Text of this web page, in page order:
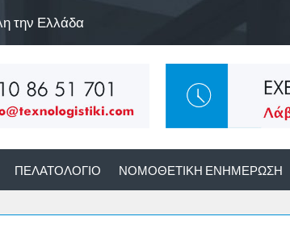
την Ελλάδα
ΠΕΛΑΤΟΛΌΓΙΟ ΝΟΜΟΘΕΤΙΚΉ ΕΝΗΜΈΡΩΣΗ